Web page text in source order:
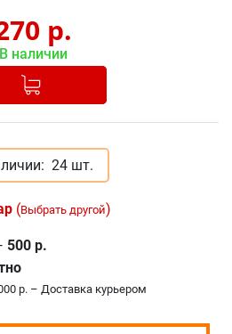
р.
В наличии
в корзину
24 шт.
(Выбрать другой)
500 р.
р. – Доставка курьером